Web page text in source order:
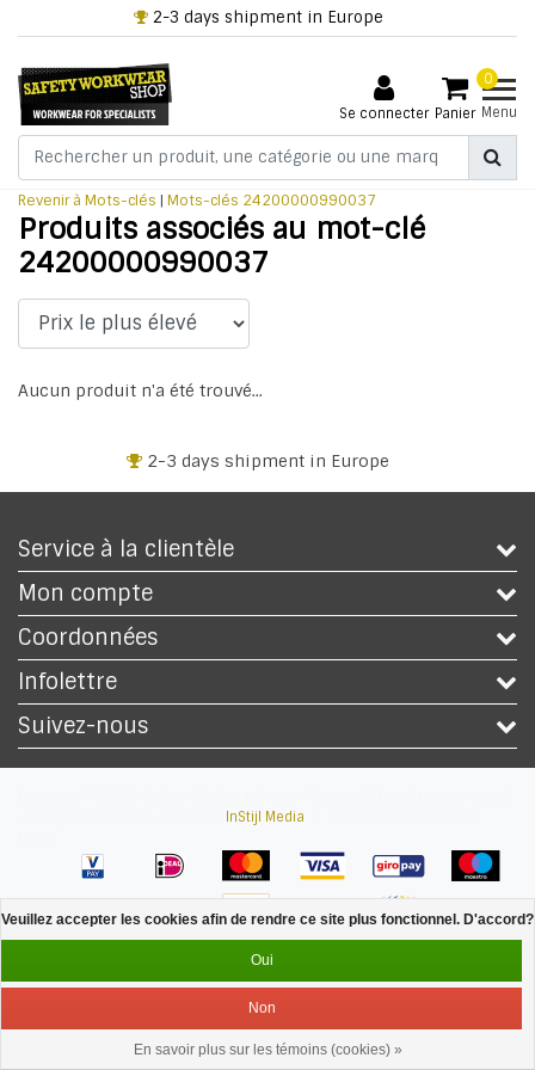
2-3 days shipment in Europe
Se connecter
0
Panier Menu
Revenir à Mots-clés | Mots-clés 24200000990037
Produits associés au mot-clé
24200000990037
Aucun produit n'a été trouvé...
2-3 days shipment in Europe
Service à la clientèle
Mon compte
Coordonnées
Infolettre
Suivez-nous
InStijl Media
Menu Se connecter
Veuillez accepter les cookies afin de rendre ce site plus fonctionnel. D'accord?
Oui
Non
En savoir plus sur les témoins (cookies) »